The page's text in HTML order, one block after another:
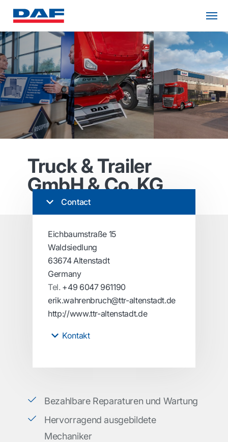
Truck & Trailer
GmbH & Co. KG
Contact
Eichbaumstraße 15
Waldsiedlung
63674 Altenstadt
Germany
Tel. +49 6047 961190
erik.wahrenbruch@ttr-altenstadt.de
http://www.ttr-altenstadt.de
Kontakt
Bezahlbare Reparaturen und Wartung
Hervorragend ausgebildete
Mechaniker